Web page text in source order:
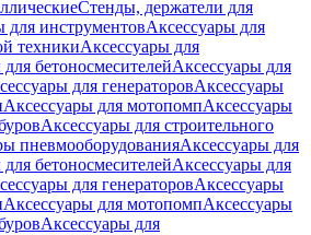
Стенды, держатели для
инструментовАксессуары для
техникиАксессуары для
бетоносмесителейАксессуары для
для генераторовАксессуары
Аксессуары для мотопомпАксессуары
Аксессуары для строительного
пневмооборудованияАксессуары для
бетоносмесителейАксессуары для
для генераторовАксессуары
Аксессуары для мотопомпАксессуары
Аксессуары для